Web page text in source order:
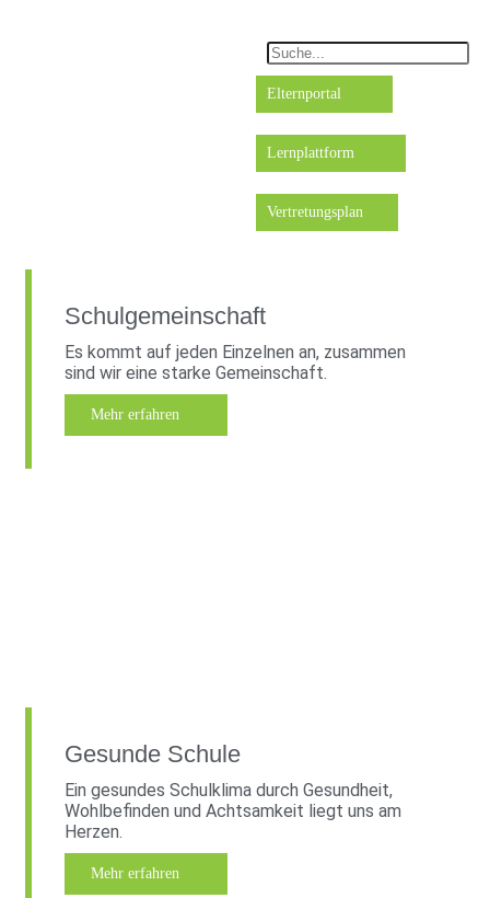
Elternportal
Lernplattform
Vertretungsplan
Schulgemeinschaft
Es kommt auf jeden Einzelnen an, zusammen
sind wir eine starke Gemeinschaft.
Mehr erfahren
Gesunde Schule
Ein gesundes Schulklima durch Gesundheit,
Wohlbefinden und Achtsamkeit liegt uns am
Herzen.
Mehr erfahren